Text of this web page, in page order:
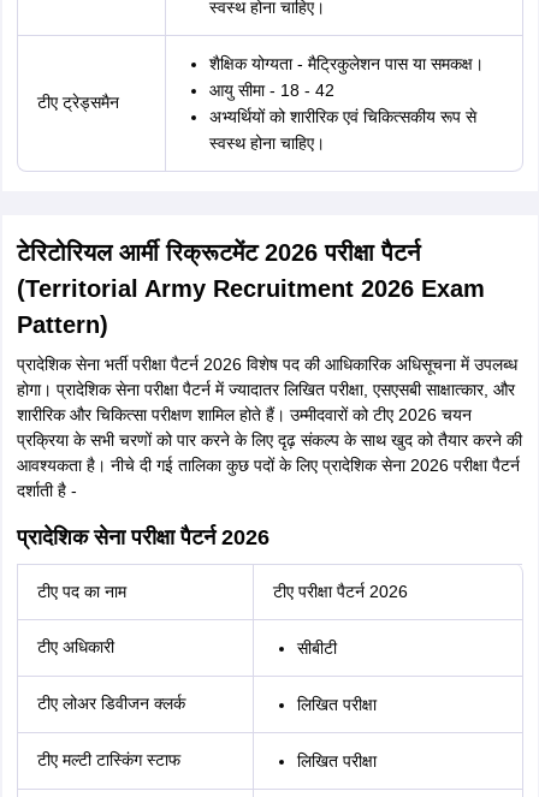
स्वस्थ होना चाहिए।
टीए ट्रेड्समैन
शैक्षिक योग्यता - मैट्रिकुलेशन पास या समकक्ष।
आयु सीमा - 18 - 42
अभ्यर्थियों को शारीरिक एवं चिकित्सकीय रूप से
स्वस्थ होना चाहिए।
टेरिटोरियल आर्मी रिक्रूटमेंट 2026 परीक्षा पैटर्न
(Territorial Army Recruitment 2026 Exam
Pattern)
प्रादेशिक सेना भर्ती परीक्षा पैटर्न 2026 विशेष पद की आधिकारिक अधिसूचना में उपलब्ध
होगा। प्रादेशिक सेना परीक्षा पैटर्न में ज्यादातर लिखित परीक्षा, एसएसबी साक्षात्कार, और
शारीरिक और चिकित्सा परीक्षण शामिल होते हैं। उम्मीदवारों को टीए 2026 चयन
प्रक्रिया के सभी चरणों को पार करने के लिए दृढ़ संकल्प के साथ खुद को तैयार करने की
आवश्यकता है। नीचे दी गई तालिका कुछ पदों के लिए प्रादेशिक सेना 2026 परीक्षा पैटर्न
दर्शाती है -
प्रादेशिक सेना परीक्षा पैटर्न 2026
टीए पद का नाम टीए परीक्षा पैटर्न 2026
टीए अधिकारी सीबीटी
टीए लोअर डिवीजन क्लर्क लिखित परीक्षा
टीए मल्टी टास्किंग स्टाफ लिखित परीक्षा